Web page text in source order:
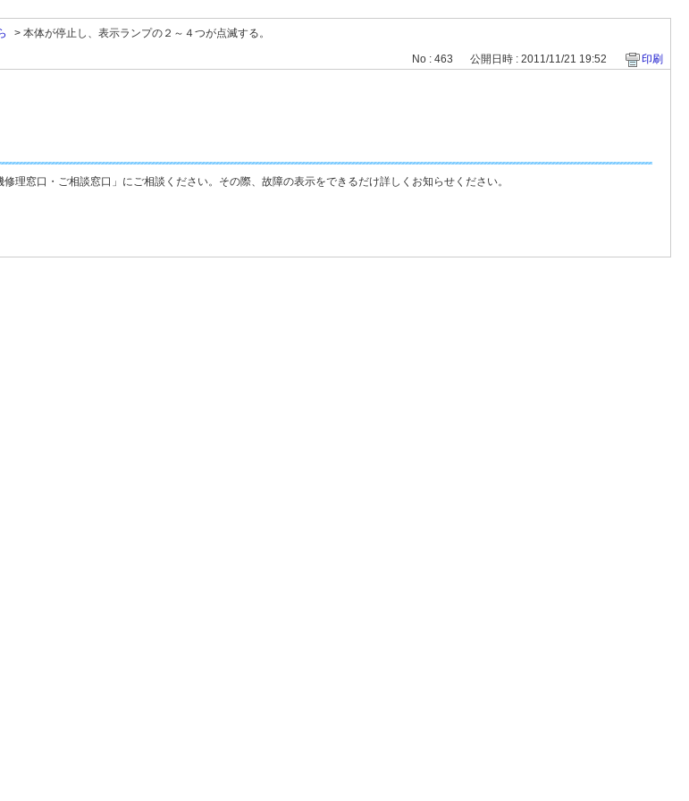
> 本体が停止し、表示ランプの２～４つが点滅する。
No : 463 公開日時 : 2011/11/21 19:52 印刷
窓口・ご相談窓口」にご相談ください。その際、故障の表示をできるだけ詳しくお知らせください。